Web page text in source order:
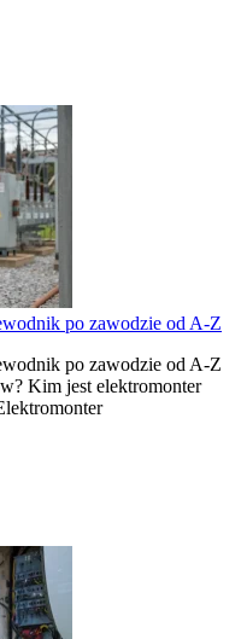
po zawodzie od A-Z
po zawodzie od A-Z
Kim jest elektromonter